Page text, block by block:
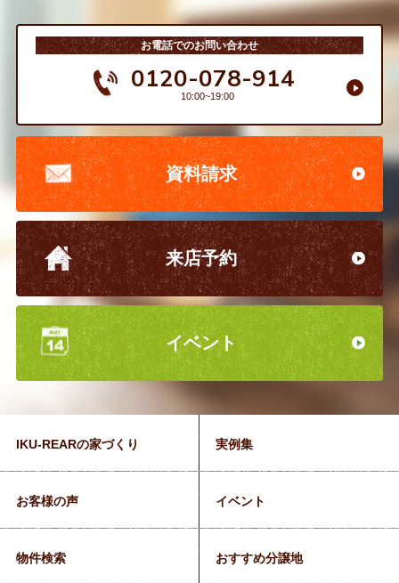
お電話でのお問い合わせ
0120-078-914
10:00~19:00
資料請求
来店予約
イベント
IKU-REARの家づくり 実例集
お客様の声 イベント
物件検索 おすすめ分譲地